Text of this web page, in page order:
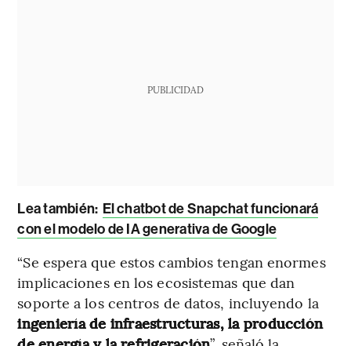
PUBLICIDAD
Lea también: El chatbot de Snapchat funcionará
con el modelo de IA generativa de Google
“Se espera que estos cambios tengan enormes
implicaciones en los ecosistemas que dan
soporte a los centros de datos, incluyendo la
ingeniería de infraestructuras, la producción